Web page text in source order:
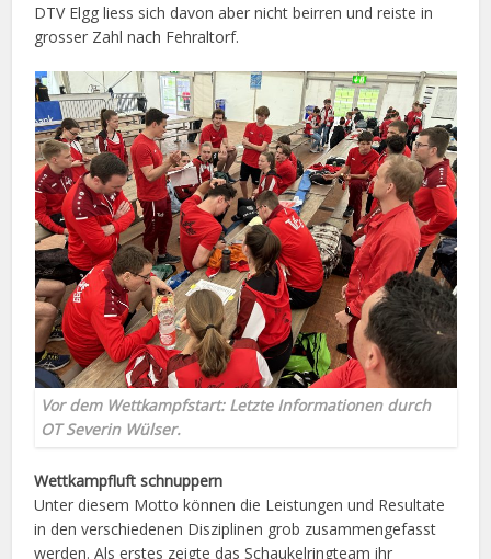
DTV Elgg liess sich davon aber nicht beirren und reiste in
grosser Zahl nach Fehraltorf.
Vor dem Wettkampfstart: Letzte Informationen durch
OT Severin Wülser.
Wettkampfluft schnuppern
Unter diesem Motto können die Leistungen und Resultate
in den verschiedenen Disziplinen grob zusammengefasst
werden. Als erstes zeigte das Schaukelringteam ihr